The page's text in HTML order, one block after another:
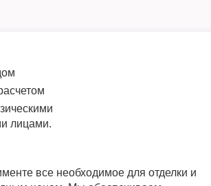
лицами.
все необходимое для отделки и